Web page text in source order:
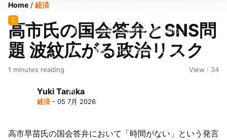
団
たカード決済の「駆け込み寺」消滅と飲
食店への影響
#6 ＜訃報＞元自民党参院議員の藤
野公孝氏が死去、78歳 妻は料理研究家
#7 東芝、かつてのライバル日立の
界良好
のガス供給停止 「2次災害防止」を理
#9
は近畿産業信組の219億円 地銀やノン
Home / 経済
高市氏の国会答弁とSNS問
題 波紋広がる政治リスク
1 minutes reading View : 34
Yuki Tanaka
経済 - 05 7月 2026
高市早苗氏の国会答弁において「時間がない」という発言